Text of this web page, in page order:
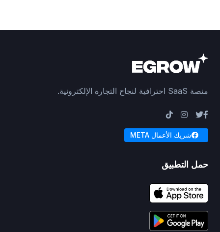
منصة SaaS احترافية لنجاح التجارة الإلكترونية.
شريك الأعمال META
حمل التطبيق